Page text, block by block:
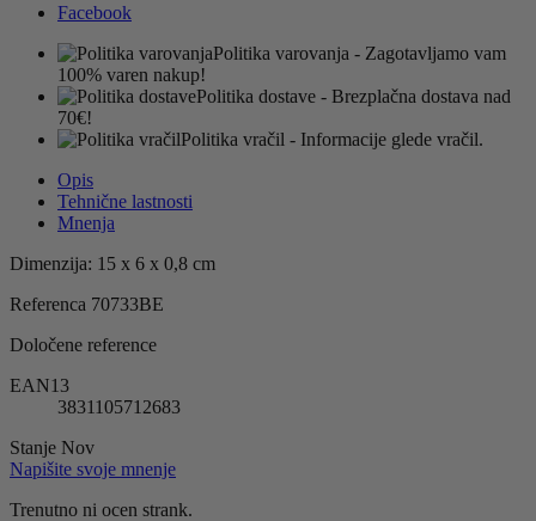
Facebook
Politika varovanja - Zagotavljamo vam
100% varen nakup!
Politika dostave - Brezplačna dostava nad
70€!
Politika vračil - Informacije glede vračil.
Opis
Tehnične lastnosti
Mnenja
Dimenzija: 15 x 6 x 0,8 cm
Referenca 70733BE
Določene reference
EAN13
3831105712683
Stanje Nov
Napišite svoje mnenje
Trenutno ni ocen strank.